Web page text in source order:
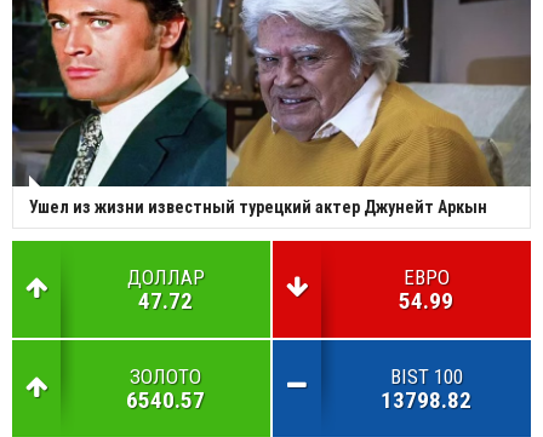
Ушел из жизни известный турецкий актер Джунейт Аркын
ДОЛЛАР
47.72
ЕВРО
54.99
ЗОЛОТО
6540.57
BIST 100
13798.82